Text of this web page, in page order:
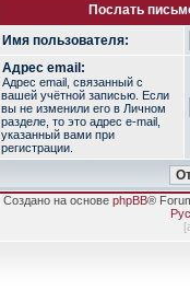
Послать
Имя пользователя:
Адрес email:
Адрес email, связанный с
вашей учётной записью. Если
вы не изменили его в Личном
разделе, то это адрес e-mail,
указанный вами при
регистрации.
Создано на основе phpBB®
[